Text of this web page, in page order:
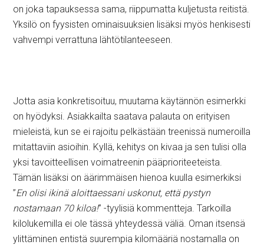
on joka tapauksessa sama, riippumatta kuljetusta reitistä.
Yksilö on fyysisten ominaisuuksien lisäksi myös henkisesti
vahvempi verrattuna lähtötilanteeseen.
Jotta asia konkretisoituu, muutama käytännön esimerkki
on hyödyksi. Asiakkailta saatava palauta on erityisen
mieleistä, kun se ei rajoitu pelkästään treenissä numeroilla
mitattaviin asioihin. Kyllä, kehitys on kivaa ja sen tulisi olla
yksi tavoitteellisen voimatreenin pääprioriteeteista.
Tämän lisäksi on äärimmäisen hienoa kuulla esimerkiksi
”En olisi ikinä aloittaessani uskonut, että pystyn
nostamaan 70 kiloa!” -tyylisiä kommentteja. Tarkoilla
kilolukemilla ei ole tässä yhteydessä väliä. Oman itsensä
ylittäminen entistä suurempia kilomääriä nostamalla on